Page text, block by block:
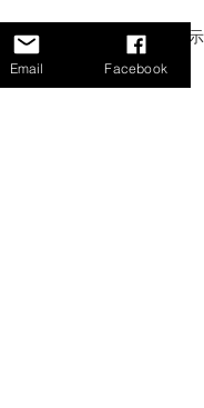
すべて表示
Email Facebook